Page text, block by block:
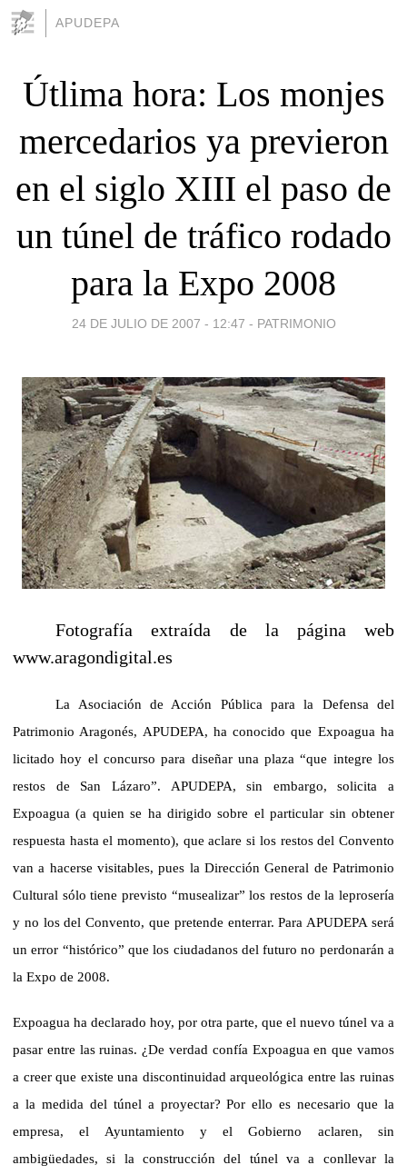
APUDEPA
Útlima hora: Los monjes
mercedarios ya previeron
en el siglo XIII el paso de
un túnel de tráfico rodado
para la Expo 2008
24 DE JULIO DE 2007 - 12:47 - PATRIMONIO
Fotografía extraída de la página web
www.aragondigital.es
La Asociación de Acción Pública para la Defensa del
Patrimonio Aragonés, APUDEPA, ha conocido que Expoagua ha
licitado hoy el concurso para diseñar una plaza “que integre los
restos de San Lázaro”. APUDEPA, sin embargo, solicita a
Expoagua (a quien se ha dirigido sobre el particular sin obtener
respuesta hasta el momento), que aclare si los restos del Convento
van a hacerse visitables, pues la Dirección General de Patrimonio
Cultural sólo tiene previsto “musealizar” los restos de la leprosería
y no los del Convento, que pretende enterrar. Para APUDEPA será
un error “histórico” que los ciudadanos del futuro no perdonarán a
la Expo de 2008.
Expoagua ha declarado hoy, por otra parte, que el nuevo túnel va a
pasar entre las ruinas. ¿De verdad confía Expoagua en que vamos
a creer que existe una discontinuidad arqueológica entre las ruinas
a la medida del túnel a proyectar? Por ello es necesario que la
empresa, el Ayuntamiento y el Gobierno aclaren, sin
ambigüedades, si la construcción del túnel va a conllevar la